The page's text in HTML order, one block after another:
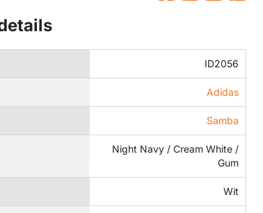
ID2056
Adidas
Samba
Night Navy / Cream White /
Gum
Wit